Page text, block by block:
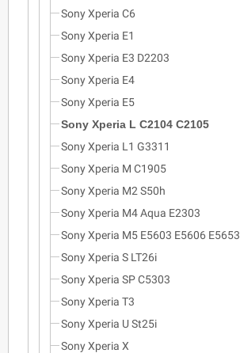
Sony Xperia C6
Sony Xperia E1
Sony Xperia E3 D2203
Sony Xperia E4
Sony Xperia E5
Sony Xperia L C2104 C2105
Sony Xperia L1 G3311
Sony Xperia M C1905
Sony Xperia M2 S50h
Sony Xperia M4 Aqua E2303
Sony Xperia M5 E5603 E5606 E5653
Sony Xperia S LT26i
Sony Xperia SP C5303
Sony Xperia T3
Sony Xperia U St25i
Sony Xperia X